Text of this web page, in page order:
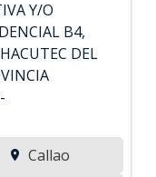
Y/O
B4,
DEL
Callao